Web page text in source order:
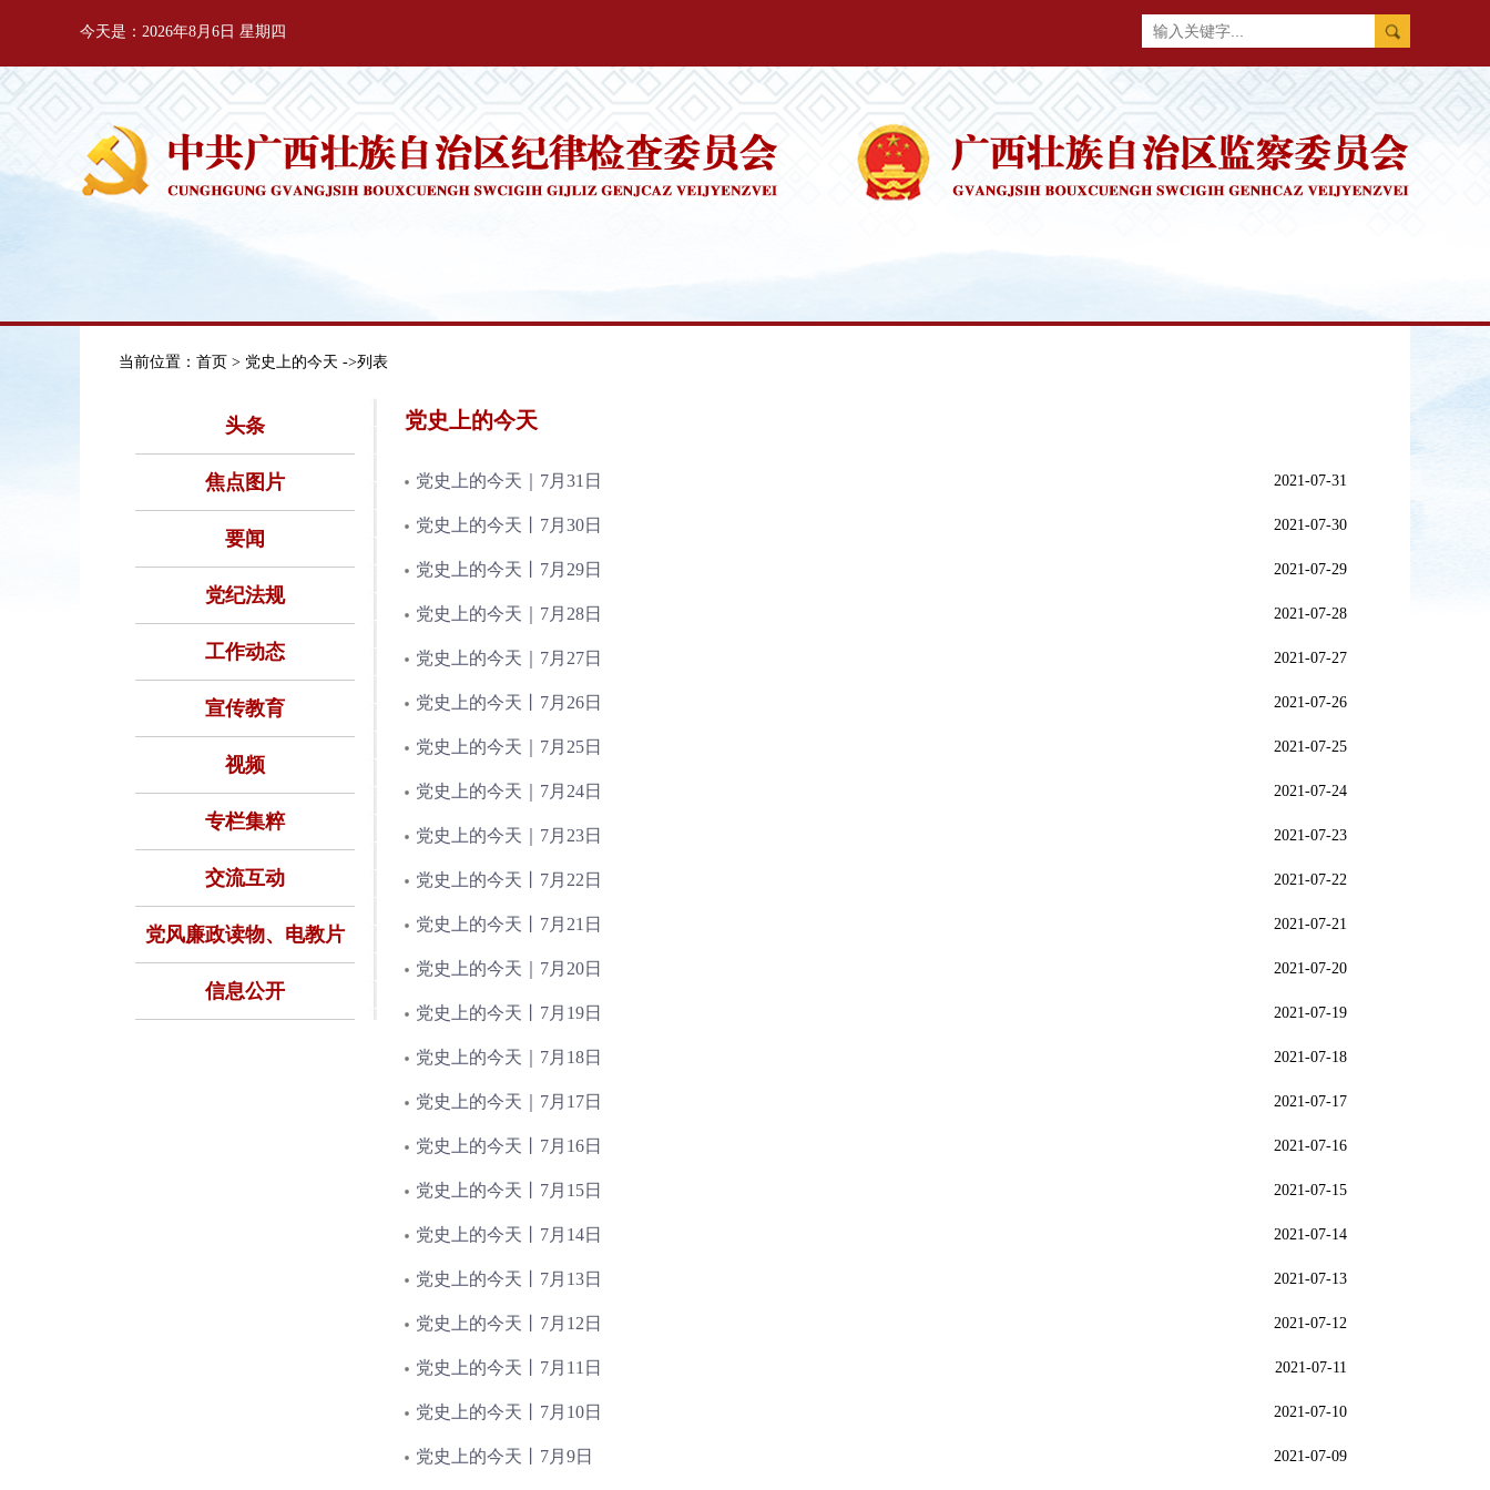
今天是：2026年8月6日 星期四
当前位置： 首页 > 党史上的今天 ->列表
头条
焦点图片
要闻
党纪法规
工作动态
宣传教育
视频
专栏集粹
交流互动
党风廉政读物、电教片
信息公开
党史上的今天
2021-07-31
党史上的今天｜7月31日
2021-07-30
党史上的今天丨7月30日
2021-07-29
党史上的今天丨7月29日
2021-07-28
党史上的今天｜7月28日
2021-07-27
党史上的今天｜7月27日
2021-07-26
党史上的今天丨7月26日
2021-07-25
党史上的今天｜7月25日
2021-07-24
党史上的今天｜7月24日
2021-07-23
党史上的今天｜7月23日
2021-07-22
党史上的今天丨7月22日
2021-07-21
党史上的今天丨7月21日
2021-07-20
党史上的今天｜7月20日
2021-07-19
党史上的今天丨7月19日
2021-07-18
党史上的今天｜7月18日
2021-07-17
党史上的今天｜7月17日
2021-07-16
党史上的今天丨7月16日
2021-07-15
党史上的今天丨7月15日
2021-07-14
党史上的今天丨7月14日
2021-07-13
党史上的今天丨7月13日
2021-07-12
党史上的今天丨7月12日
2021-07-11
党史上的今天丨7月11日
2021-07-10
党史上的今天丨7月10日
2021-07-09
党史上的今天丨7月9日